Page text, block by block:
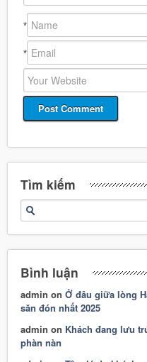
*
*
Tìm kiếm
Bình luận
admin onỞ đâu giữa lòng
săn đón nhất 2025
admin on Khách đang lưu
phàn nàn